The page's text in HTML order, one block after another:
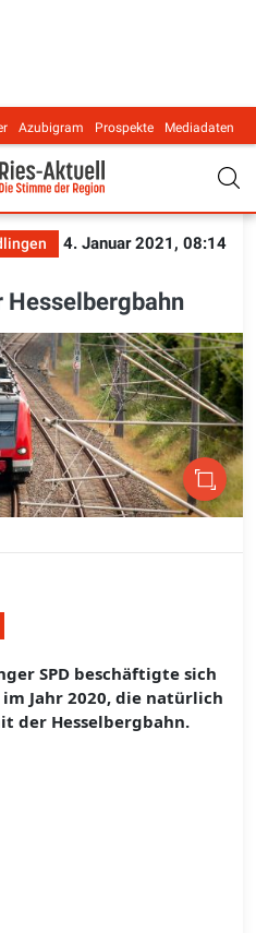
Azubigram Prospekte Mediadaten
4. Januar 2021, 08:14
Hesselbergbahn
SPD beschäftigte sich
Jahr 2020, die natürlich
der Hesselbergbahn.